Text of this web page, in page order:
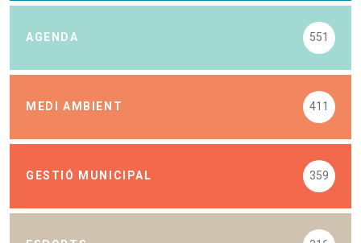
AGENDA 551
MEDI AMBIENT 411
GESTIÓ MUNICIPAL 359